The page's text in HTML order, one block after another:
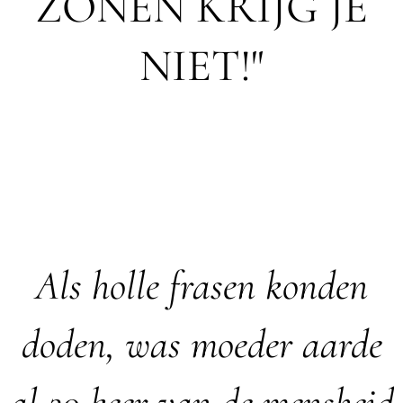
NIET!"
Als holle frasen konden
doden, was moeder aarde